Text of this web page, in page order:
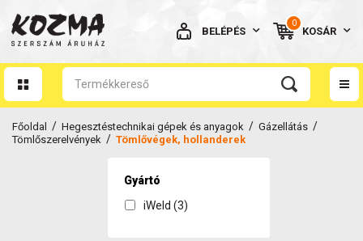
BELÉPÉS
BELÉPÉS
0
KOSÁR
Főoldal / Hegesztéstechnikai gépek és anyagok / Gázellátás /
Tömlőszerelvények / Tömlővégek, hollanderek
Gyártó
iWeld (3)